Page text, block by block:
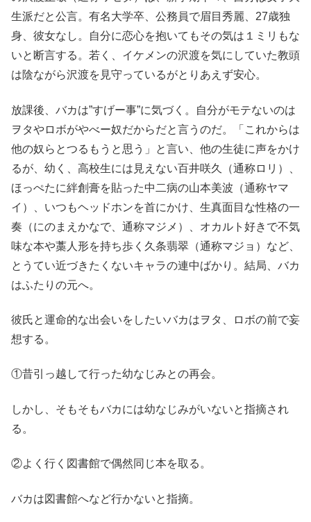
生派だと公言。有名大学卒、公務員で眉目秀麗、27歳独
身、彼女なし。自分に恋心を抱いてもその気は１ミリもな
いと断言する。若く、イケメンの沢渡を気にしていた教頭
は陰ながら沢渡を見守っているがとりあえず安心。
放課後、バカは”すげー事”に気づく。自分がモテないのは
ヲタやロボがやべー奴だからだと言うのだ。「これからは
他の奴らとつるもうと思う」と言い、他の生徒に声をかけ
るが、幼く、高校生には見えない百井咲久（通称ロリ）、
ほっぺたに絆創膏を貼った中二病の山本美波（通称ヤマ
イ）、いつもヘッドホンを首にかけ、生真面目な性格の一
奏（にのまえかなで、通称マジメ）、オカルト好きで不気
味な本や藁人形を持ち歩く久条翡翠（通称マジョ）など、
とうてい近づきたくないキャラの連中ばかり。結局、バカ
はふたりの元へ。
彼氏と運命的な出会いをしたいバカはヲタ、ロボの前で妄
想する。
①昔引っ越して行った幼なじみとの再会。
しかし、そもそもバカには幼なじみがいないと指摘され
る。
②よく行く図書館で偶然同じ本を取る。
バカは図書館へなど行かないと指摘。